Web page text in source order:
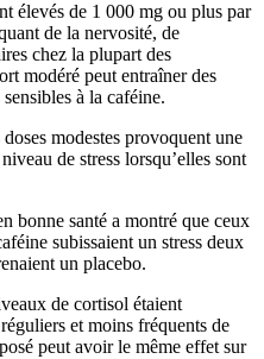
élevés de 1 000 mg ou plus par
de la nervosité, de
chez la plupart des
modéré peut entraîner des
à la caféine.
modestes provoquent une
de stress lorsqu’elles sont
bonne santé a montré que ceux
subissaient un stress deux
un placebo.
de cortisol étaient
et moins fréquents de
peut avoir le même effet sur